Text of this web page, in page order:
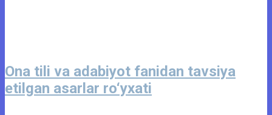
Ona tili va adabiyot fanidan tavsiya
etilgan asarlar ro‘yxati